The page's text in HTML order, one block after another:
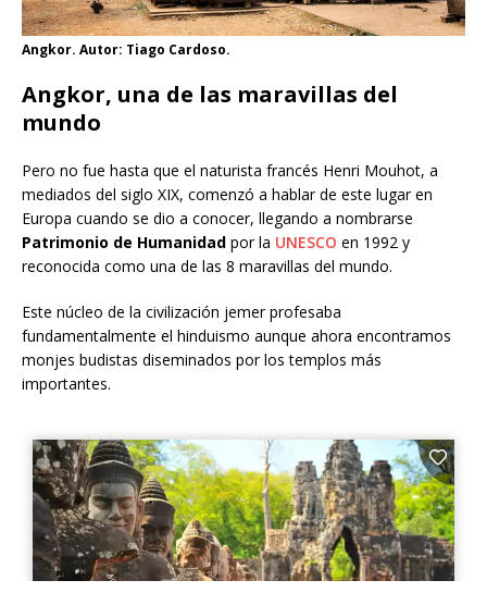
Angkor. Autor: Tiago Cardoso.
Angkor, una de las maravillas del
mundo
Pero no fue hasta que el naturista francés Henri Mouhot, a
mediados del siglo XIX, comenzó a hablar de este lugar en
Europa cuando se dio a conocer, llegando a nombrarse
Patrimonio de Humanidad por la UNESCO en 1992 y
reconocida como una de las 8 maravillas del mundo.
Este núcleo de la civilización jemer profesaba
fundamentalmente el hinduismo aunque ahora encontramos
monjes budistas diseminados por los templos más
importantes.